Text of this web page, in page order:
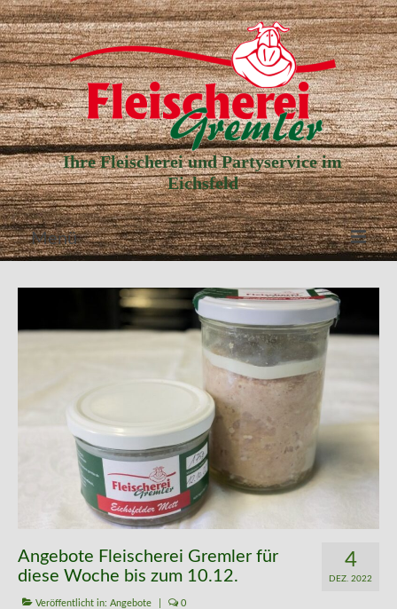
Ihre Fleischerei und Partyservice im
Eichsfeld
Menü
Aktuelle Angebote
Unser Partyservice
Kontakt
4
DEZ. 2022
Angebote Fleischerei Gremler für
diese Woche bis zum 10.12.
Veröffentlicht in: Angebote 0